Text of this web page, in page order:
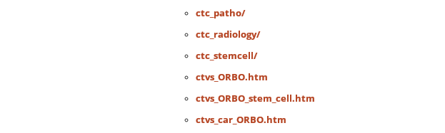
ctc_patho/
ctc_radiology/
ctc_stemcell/
ctvs_ORBO.htm
ctvs_ORBO_stem_cell.htm
ctvs_car_ORBO.htm